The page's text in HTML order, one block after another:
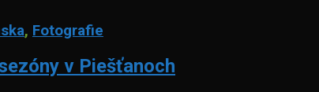
, Fotografie
v Piešťanoch